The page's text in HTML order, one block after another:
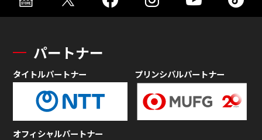
パートナー
タイトルパートナー プリンシパルパートナー
オフィシャルパートナー